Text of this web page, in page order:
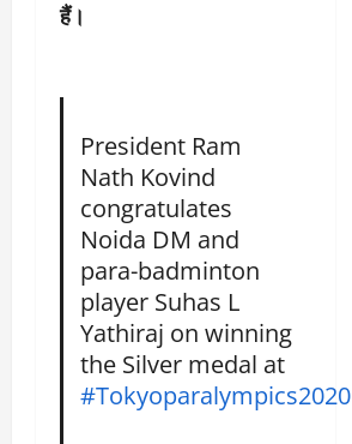
हैं।
President Ram
Nath Kovind
congratulates
Noida DM and
para-badminton
player Suhas L
Yathiraj on winning
the Silver medal at
#Tokyoparalympics2020